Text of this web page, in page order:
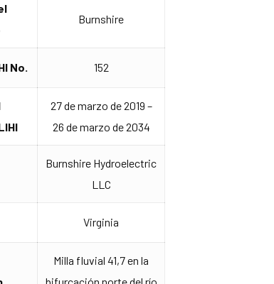
Burnshire
No. 152
27 de marzo de 2019 –
26 de marzo de 2034
Burnshire Hydroelectric
LLC
Virginia
Milla fluvial 41,7 en la